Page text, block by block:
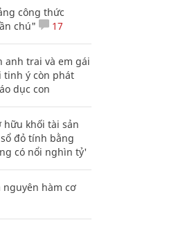
công thức
chú"
17
anh trai và em gái
ý còn phát
dục con
hữu khối tài sản
đỏ tính bằng
có nổi nghìn tỷ'
nguyên hàm cơ